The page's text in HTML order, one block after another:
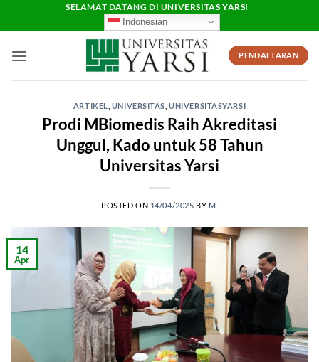
SELAMAT DATANG DI UNIVERSITAS YARSI
Indonesian
PENDAFTARAN
ARTIKEL UNIVERSITAS ,UNIVERSITASYARSI
Prodi MBiomedis Raih Akreditasi
Unggul, Kado untuk 58 Tahun
Universitas Yarsi
POSTED ON 14/04/2025 BY M.
14
Apr